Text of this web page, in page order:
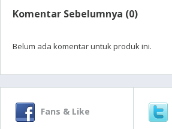
Komentar Sebelumnya (0)
Belum ada komentar untuk produk ini.
Fans & Like